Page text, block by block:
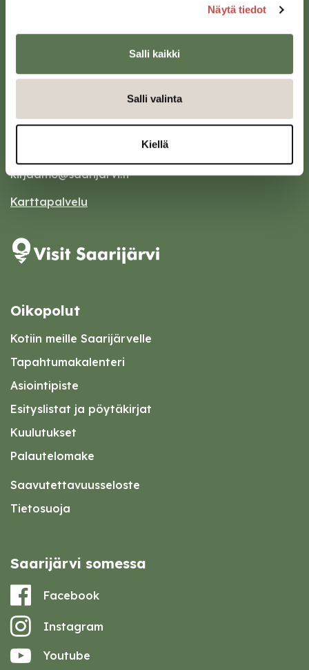
Näytä tiedot
Salli kaikki
Salli valinta
Kiellä
Sivulantie 11, PL 13
kirjaamo@saarijarvi.fi
Karttapalvelu
Oikopolut
Kotiin meille Saarijärvelle
Tapahtumakalenteri
Asiointipiste
Esityslistat ja pöytäkirjat
Kuulutukset
Palautelomake
Saavutettavuusseloste
Tietosuoja
Saarijärvi somessa
Facebook
Instagram
Youtube